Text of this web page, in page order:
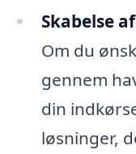
Skabelse
Om du
gennem
din
løsninger,